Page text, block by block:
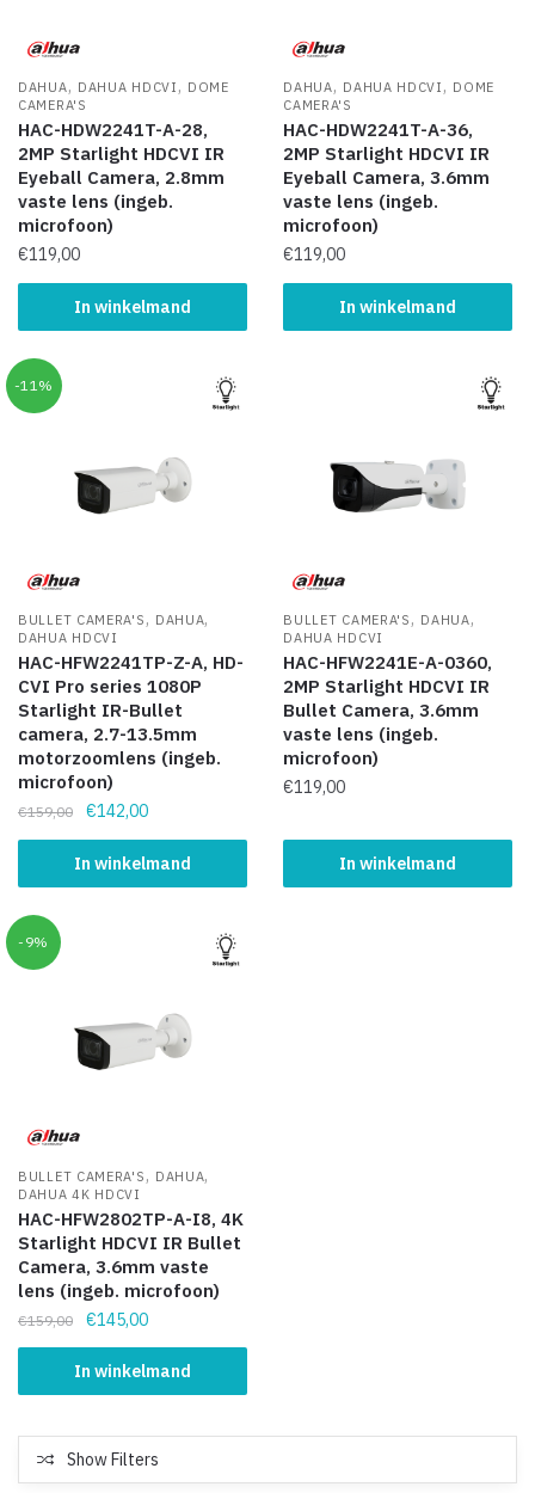
DAHUA, DAHUA HDCVI , DOME
CAMERA'S
HAC-HDW2241T-A-28,
2MP Starlight HDCVI IR
Eyeball Camera, 2.8mm
vaste lens (ingeb.
microfoon)
€119,00
In winkelmand
DAHUA, DAHUA HDCVI , DOME
CAMERA'S
HAC-HDW2241T-A-36,
2MP Starlight HDCVI IR
Eyeball Camera, 3.6mm
vaste lens (ingeb.
microfoon)
€119,00
In winkelmand
-11%
BULLET CAMERA'S , DAHUA,
DAHUA HDCVI
HAC-HFW2241TP-Z-A, HD-
CVI Pro series 1080P
Starlight IR-Bullet
camera, 2.7-13.5mm
motorzoomlens (ingeb.
microfoon)
€159,00 €142,00
In winkelmand
BULLET CAMERA'S , DAHUA,
DAHUA HDCVI
HAC-HFW2241E-A-0360,
2MP Starlight HDCVI IR
Bullet Camera, 3.6mm
vaste lens (ingeb.
microfoon)
€119,00
In winkelmand
-9%
BULLET CAMERA'S , DAHUA,
DAHUA 4K HDCVI
HAC-HFW2802TP-A-I8, 4K
Starlight HDCVI IR Bullet
Camera, 3.6mm vaste
lens (ingeb. microfoon)
€159,00 €145,00
In winkelmand
Show Filters